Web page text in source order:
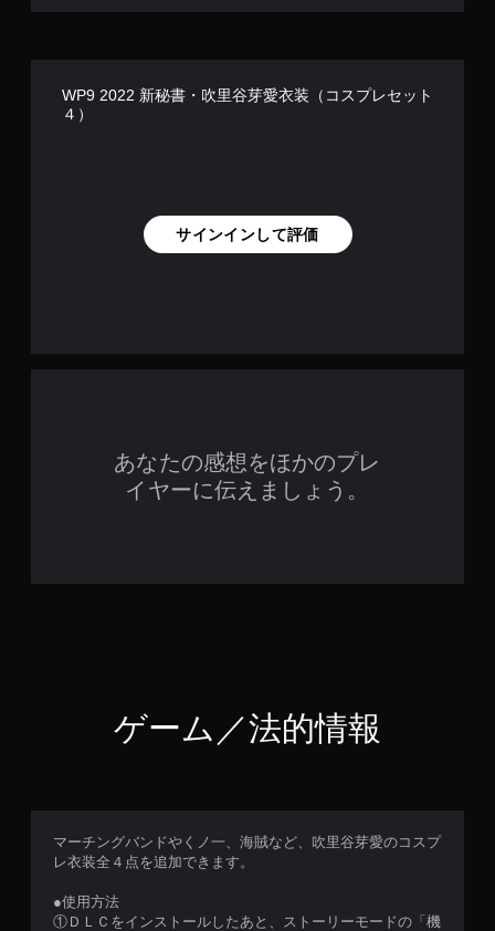
WP9 2022 新秘書・吹里谷芽愛衣装（コスプレセット
４）
サインインして評価
あなたの感想をほかのプレ
イヤーに伝えましょう。
ゲーム／法的情報
マーチングバンドやくノ一、海賊など、吹里谷芽愛のコスプ
レ衣装全４点を追加できます。
●使用方法
①ＤＬＣをインストールしたあと、ストーリーモードの「機